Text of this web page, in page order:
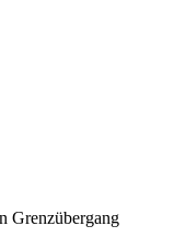
Grenzübergang